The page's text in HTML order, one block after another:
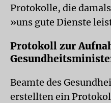
Protokolle, die
»uns gute Dienste
Protokoll zur
Beamte des
erstellten ein